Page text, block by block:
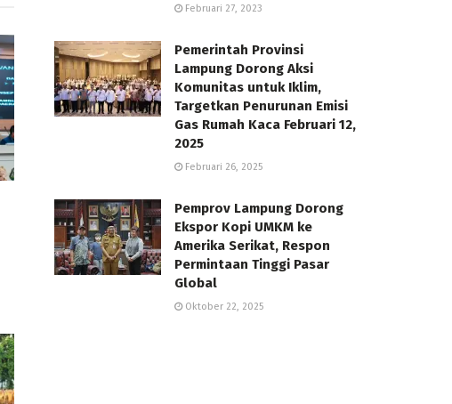
Februari 27, 2023
Pemerintah Provinsi
Lampung Dorong Aksi
Komunitas untuk Iklim,
Targetkan Penurunan Emisi
Gas Rumah Kaca Februari 12,
2025
Februari 26, 2025
Pemprov Lampung Dorong
Ekspor Kopi UMKM ke
Amerika Serikat, Respon
Permintaan Tinggi Pasar
Global
Oktober 22, 2025